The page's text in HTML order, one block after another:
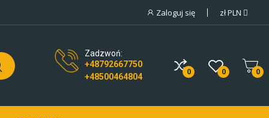
Zaloguj się złPLN
Zadzwoń:
+48792667750
+48500464804
0 0 0